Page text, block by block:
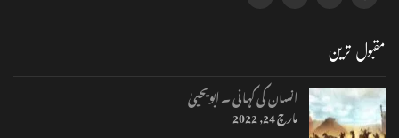
مقبول ترین
انسان کی کہانی ۔ ابویحییٰ
مارچ 24, 2022